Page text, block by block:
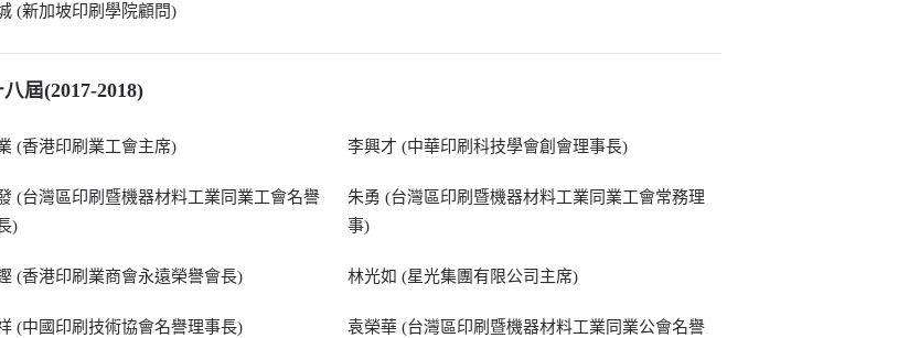
(新加坡印刷學院顧問)
屆(2017-2018)
(香港印刷業工會主席) 李興才 (中華印刷科技學會創會理事長)
(台灣區印刷暨機器材料工業同業工會名譽
)
朱勇 (台灣區印刷暨機器材料工業同業工會常務理
事)
(香港印刷業商會永遠榮譽會長) 林光如 (星光集團有限公司主席)
(中國印刷技術協會名譽理事長)
袁榮華 (台灣區印刷暨機器材料工業同業公會名譽